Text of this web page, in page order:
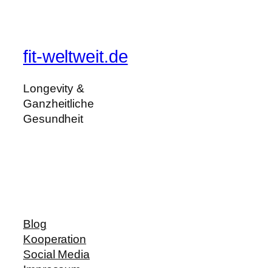
fit-weltweit.de
Longevity &
Ganzheitliche
Gesundheit
Blog
Kooperation
Social Media